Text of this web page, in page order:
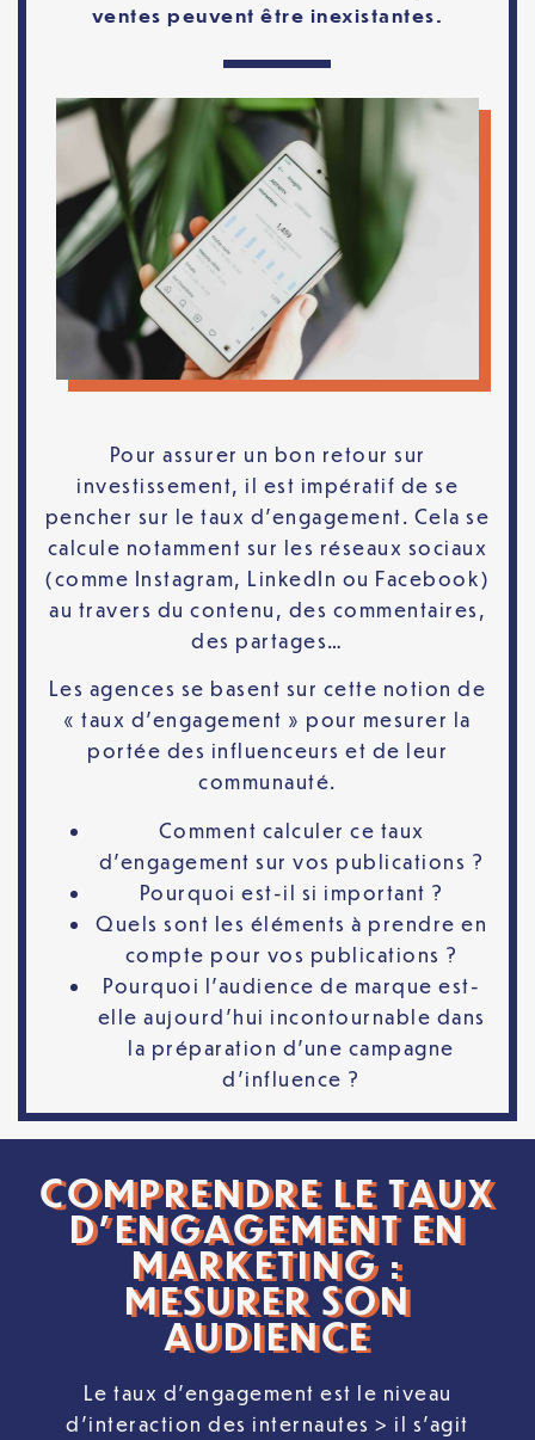
ventes peuvent être inexistantes.
Pour assurer un bon retour sur
investissement, il est impératif de se
pencher sur le taux d’engagement. Cela se
calcule notamment sur les réseaux sociaux
(comme Instagram, LinkedIn ou Facebook)
au travers du contenu, des commentaires,
des partages…
Les agences se basent sur cette notion de
« taux d’engagement » pour mesurer la
portée des influenceurs et de leur
communauté.
Comment calculer ce taux
d’engagement sur vos publications ?
Pourquoi est-il si important ?
Quels sont les éléments à prendre en
compte pour vos publications ?
Pourquoi l’audience de marque est-
elle aujourd’hui incontournable dans
la préparation d’une campagne
d’influence ?
COMPRENDRE LE TAUX
D’ENGAGEMENT EN
MARKETING :
MESURER SON
AUDIENCE
Le taux d’engagement est le niveau
d’interaction des internautes > il s’agit